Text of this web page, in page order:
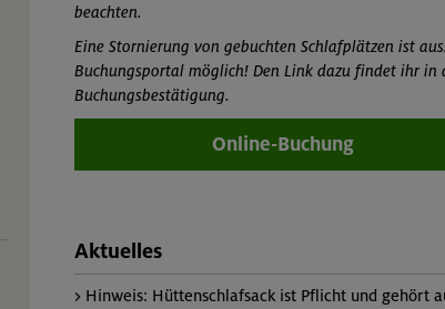
beachten.
Eine Stornierung von gebuchten Schlafplätzen ist
Buchungsportal möglich! Den Link dazu findet ihr in
Buchungsbestätigung.
Online-Buchung
Aktuelles
> Hinweis: Hüttenschlafsack ist Pflicht und gehört